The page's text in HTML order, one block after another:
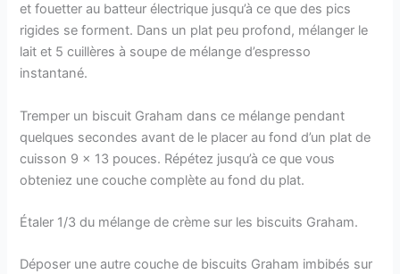
et fouetter au batteur électrique jusqu’à ce que des pics
rigides se forment. Dans un plat peu profond, mélanger le
lait et 5 cuillères à soupe de mélange d’espresso
instantané.
Tremper un biscuit Graham dans ce mélange pendant
quelques secondes avant de le placer au fond d’un plat de
cuisson 9 x 13 pouces. Répétez jusqu’à ce que vous
obteniez une couche complète au fond du plat.
Étaler 1/3 du mélange de crème sur les biscuits Graham.
Déposer une autre couche de biscuits Graham imbibés sur